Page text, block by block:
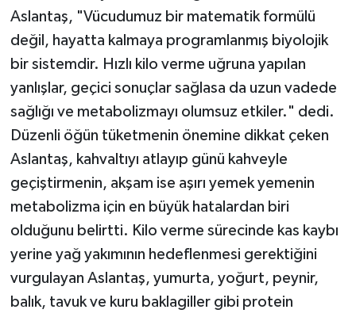
Aslantaş, "Vücudumuz bir matematik formülü
değil, hayatta kalmaya programlanmış biyolojik
bir sistemdir. Hızlı kilo verme uğruna yapılan
yanlışlar, geçici sonuçlar sağlasa da uzun vadede
sağlığı ve metabolizmayı olumsuz etkiler." dedi.
Düzenli öğün tüketmenin önemine dikkat çeken
Aslantaş, kahvaltıyı atlayıp günü kahveyle
geçiştirmenin, akşam ise aşırı yemek yemenin
metabolizma için en büyük hatalardan biri
olduğunu belirtti. Kilo verme sürecinde kas kaybı
yerine yağ yakımının hedeflenmesi gerektiğini
vurgulayan Aslantaş, yumurta, yoğurt, peynir,
balık, tavuk ve kuru baklagiller gibi protein